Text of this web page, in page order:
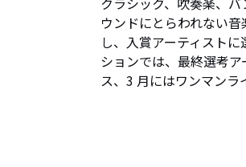
ウンドにとらわれない
し、入賞アーティストに
ションでは、最終選考
ス、3 月にはワンマンラ